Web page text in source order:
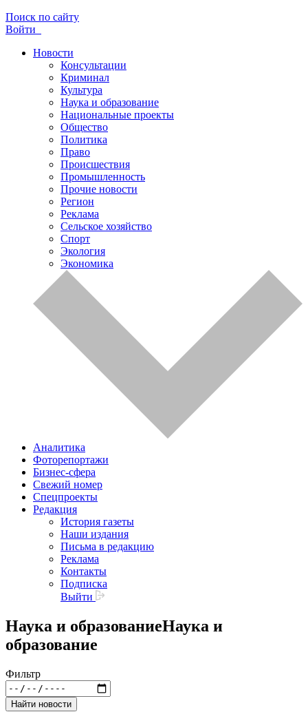
Поиск по сайту
Войти
Новости
Консультации
Криминал
Культура
Наука и образование
Национальные проекты
Общество
Политика
Право
Происшествия
Промышленность
Прочие новости
Регион
Реклама
Сельское хозяйство
Спорт
Экология
Экономика
Аналитика
Фоторепортажи
Бизнес-сфера
Свежий номер
Спецпроекты
Редакция
История газеты
Наши издания
Письма в редакцию
Реклама
Контакты
Подписка
Выйти
Наука и образованиеНаука и
образование
Фильтр
Найти новости